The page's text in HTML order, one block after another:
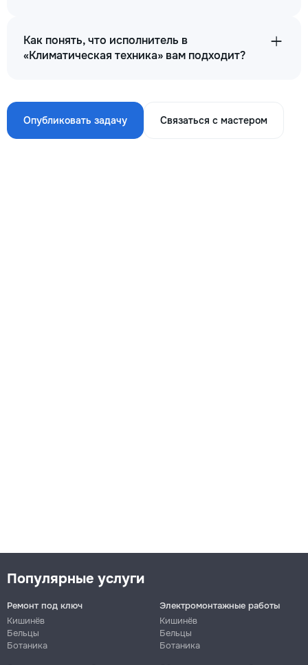
Как понять, что исполнитель в
«Климатическая техника» вам подходит?
Опубликовать задачу Связаться с мастером
Популярные услуги
Ремонт под ключ
Кишинёв
Бельцы
Ботаника
Электромонтажные работы
Кишинёв
Бельцы
Ботаника